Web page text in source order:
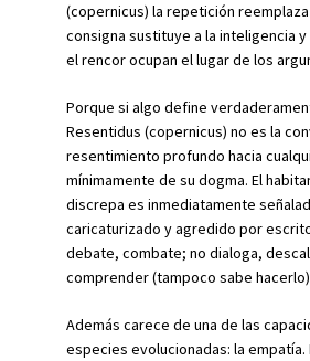
(copernicus) la repetición
consigna sustituye a la inteligencia
el rencor ocupan el lugar de los
Porque si algo define
Resentidus (copernicus) no es la
resentimiento profundo hacia
mínimamente de su dogma. El
discrepa es inmediatamente
caricaturizado y agredido por
debate, combate; no dialoga,
comprender (tampoco sabe
Además carece de una de las
especies evolucionadas: la